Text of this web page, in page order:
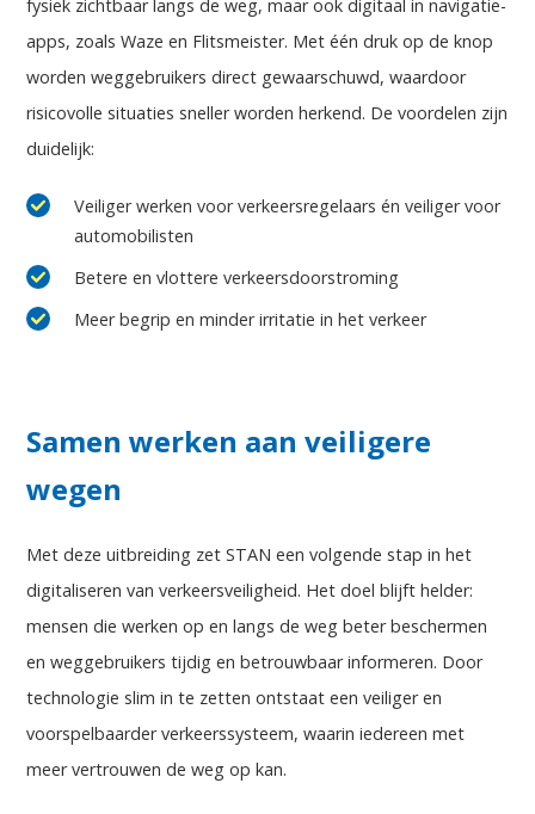
fysiek zichtbaar langs de weg, maar ook digitaal in navigatie-
apps, zoals Waze en Flitsmeister. Met één druk op de knop
worden weggebruikers direct gewaarschuwd, waardoor
risicovolle situaties sneller worden herkend. De voordelen zijn
duidelijk:
Veiliger werken voor verkeersregelaars én veiliger voor
automobilisten
Betere en vlottere verkeersdoorstroming
Meer begrip en minder irritatie in het verkeer
Samen werken aan veiligere
wegen
Met deze uitbreiding zet STAN een volgende stap in het
digitaliseren van verkeersveiligheid. Het doel blijft helder:
mensen die werken op en langs de weg beter beschermen
en weggebruikers tijdig en betrouwbaar informeren. Door
technologie slim in te zetten ontstaat een veiliger en
voorspelbaarder verkeerssysteem, waarin iedereen met
meer vertrouwen de weg op kan.